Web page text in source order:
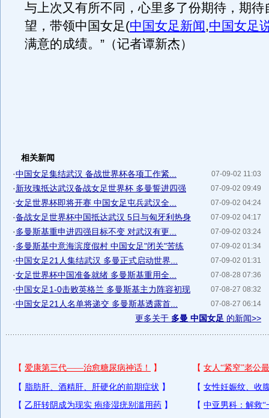
与上次又有所不同，心里多了份期待，期待
望，带领中国女足(中国女足新闻,中国女足
满意的成绩。”（记者谭新杰）
相关新闻
07-09-02 11:03
·中国女足集结武汉 备战世界杯各项工作紧...
07-09-02 09:49
·新玫瑰抵达武汉备战女足世界杯 多曼誓进四强
07-09-02 04:24
·女足世界杯即将开赛 中国女足屯兵武汉全...
07-09-02 04:17
·备战女足世界杯中国抵达武汉 5日与匈牙利热身
07-09-02 03:24
·多曼斯基重申进四强目标不变 对武汉有更...
07-09-02 01:34
·多曼斯基中意海滨度假村 中国女足"闭关"苦练
07-09-02 01:31
·中国女足21人集结武汉 多曼正式启动世界...
07-08-28 07:36
·女足世界杯中国准备就绪 多曼斯基重用全...
07-08-27 08:32
·中国女足1-0击败英格兰 多曼斯基主力阵容初现
07-08-27 06:14
·中国女足21人名单将递交 多曼斯基透露首...
更多关于 多曼 中国女足 的新闻>>